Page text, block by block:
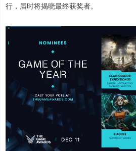
行，届时将揭晓最终获奖者。